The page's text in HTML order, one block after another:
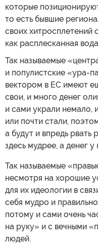
которые
то есть бывшие
своих хитросплетений
как расплесканная
Так называемые
и популистские «ура-
вектором в ЕС имеют
свои, и много денег
и сами украли немало,
или почти стали,
а будут и впредь рвать
здесь мудрее, а денег
Так называемые
несмотря на хорошие
для их идеологии в
себя мудро и
потому и сами очень
на руку» и с вечными
людей.